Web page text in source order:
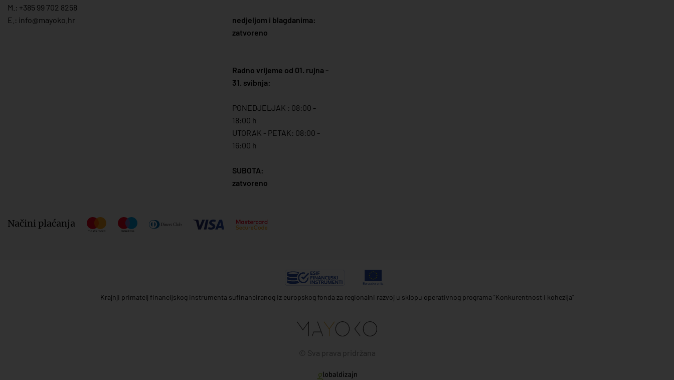
M.: +385 99 702 8258
E.: info@mayoko. hr
nedjeljom i blagdanima:
zatvoreno
Radno vrijeme od 01. rujna -
31. svibnja:
PONEDJELJAK : 08:00 -
18:00 h
UTORAK - PETAK: 08:00 -
16:00 h
SUBOTA:
zatvoreno
Načini plaćanja
Krajnji primatelj financijskog instrumenta sufinanciranog iz europskog fonda za regionalni razvoj u sklopu operativnog programa "Konkurentnost i kohezija"
© Sva prava pridržana